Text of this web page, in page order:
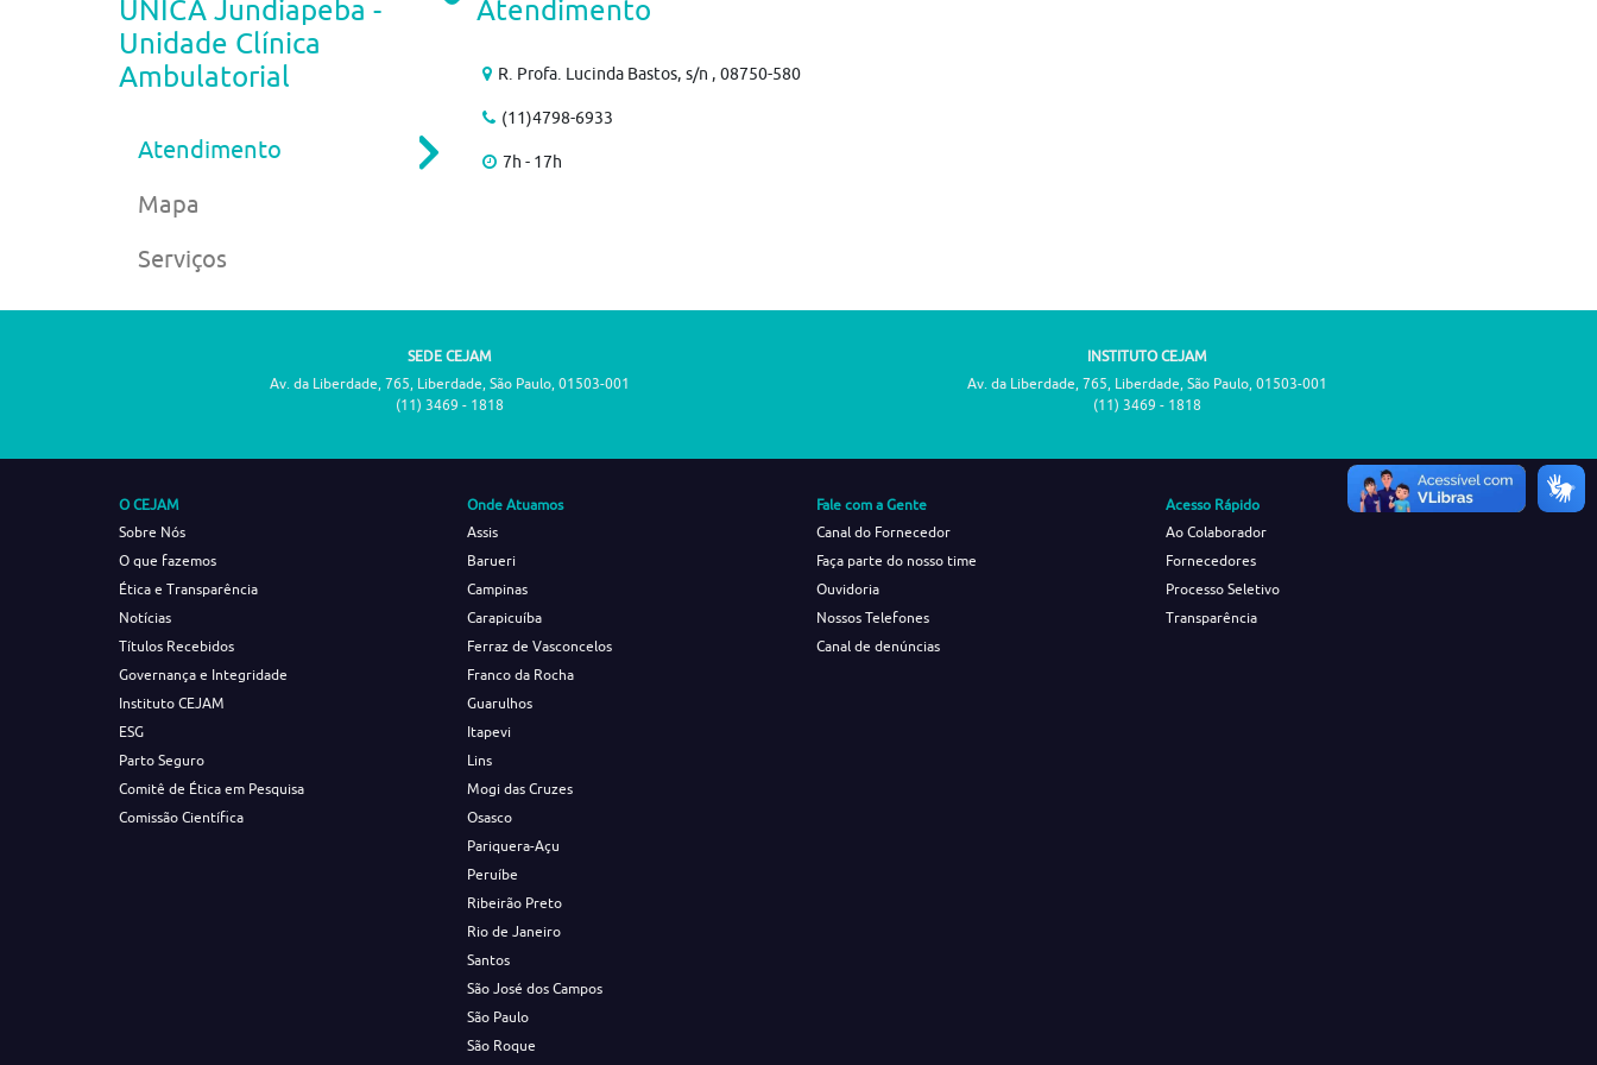
UNICA Jundiapeba -
Unidade Clínica
Ambulatorial
Atendimento
Mapa
Serviços
Atendimento
R. Profa. Lucinda Bastos, s/n , 08750-580
(11)4798-6933
7h - 17h
SEDE CEJAM
Av. da Liberdade, 765, Liberdade, São Paulo, 01503-001
(11) 3469 - 1818
INSTITUTO CEJAM
Av. da Liberdade, 765, Liberdade, São Paulo, 01503-001
(11) 3469 - 1818
O CEJAM
Sobre Nós
O que fazemos
Ética e Transparência
Notícias
Títulos Recebidos
Governança e Integridade
Instituto CEJAM
ESG
Parto Seguro
Comitê de Ética em Pesquisa
Comissão Científica
Onde Atuamos
Assis
Barueri
Campinas
Carapicuíba
Ferraz de Vasconcelos
Franco da Rocha
Guarulhos
Itapevi
Lins
Mogi das Cruzes
Osasco
Pariquera-Açu
Peruíbe
Ribeirão Preto
Rio de Janeiro
Santos
São José dos Campos
São Paulo
São Roque
Fale com a Gente
Canal do Fornecedor
Faça parte do nosso time
Ouvidoria
Nossos Telefones
Canal de denúncias
Acesso Rápido
Ao Colaborador
Fornecedores
Processo Seletivo
Transparência